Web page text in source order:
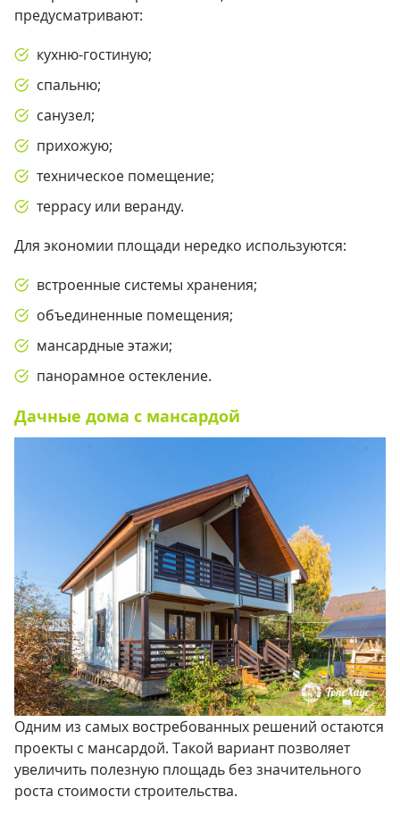
предусматривают:
кухню-гостиную;
спальню;
санузел;
прихожую;
техническое помещение;
террасу или веранду.
Для экономии площади нередко используются:
встроенные системы хранения;
объединенные помещения;
мансардные этажи;
панорамное остекление.
Дачные дома с мансардой
Одним из самых востребованных решений остаются
проекты с мансардой. Такой вариант позволяет
увеличить полезную площадь без значительного
роста стоимости строительства.